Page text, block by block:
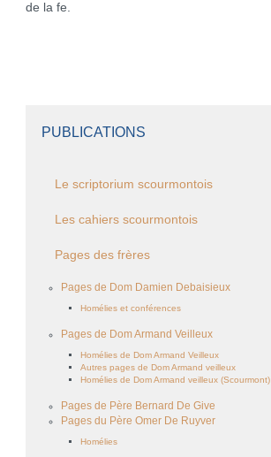
de la fe.
PUBLICATIONS
Le scriptorium scourmontois
Les cahiers scourmontois
Pages des frères
Pages de Dom Damien Debaisieux
Homélies et conférences
Pages de Dom Armand Veilleux
Homélies de Dom Armand Veilleux
Autres pages de Dom Armand veilleux
Homélies de Dom Armand veilleux (Scourmont)
Pages de Père Bernard De Give
Pages du Père Omer De Ruyver
Homélies